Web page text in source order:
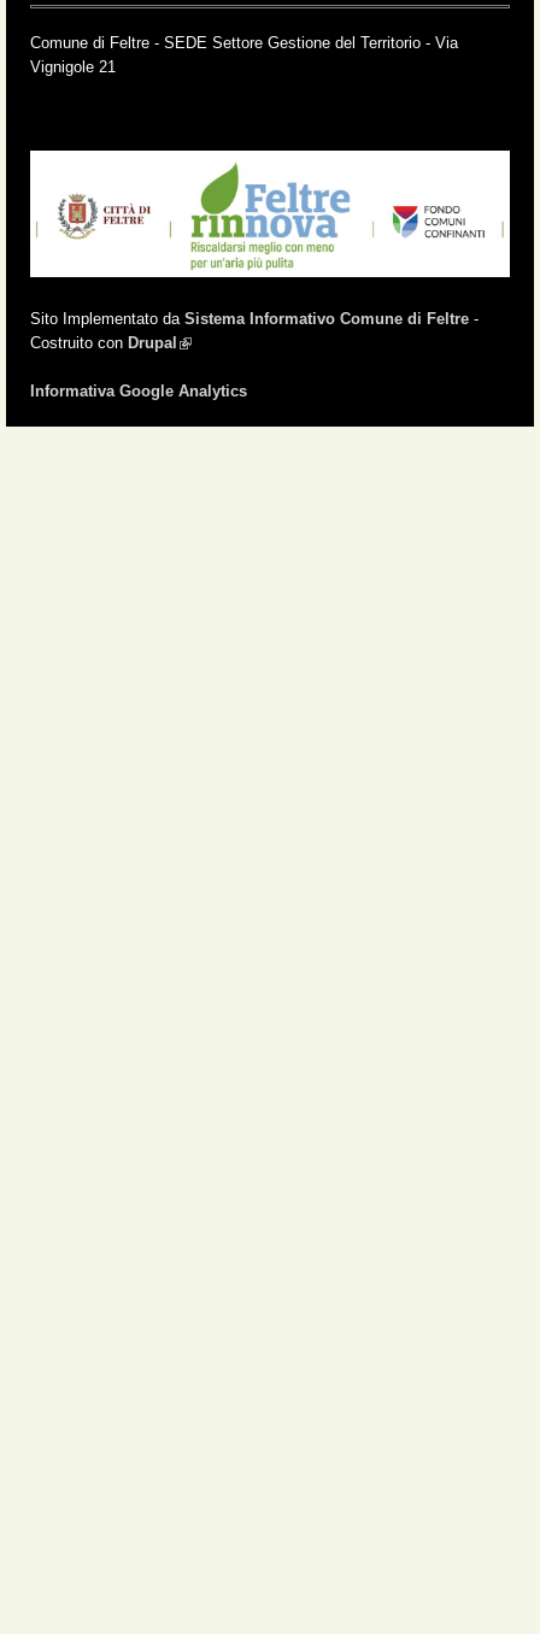
Comune di Feltre - SEDE Settore Gestione del Territorio - Via
Vignigole 21
Sito Implementato da Sistema Informativo Comune di Feltre -
Costruito con Drupal (link is external)
Informativa Google Analytics